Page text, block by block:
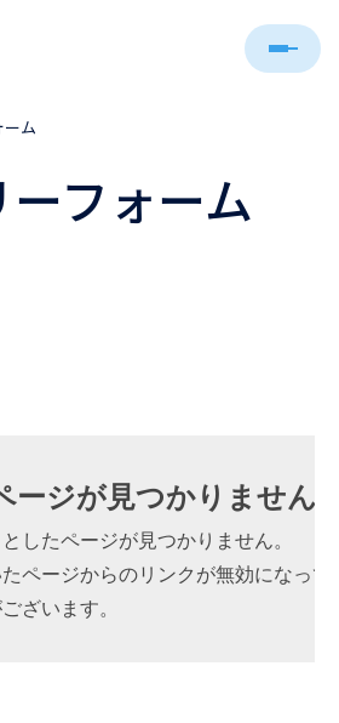
ーム
フォーム